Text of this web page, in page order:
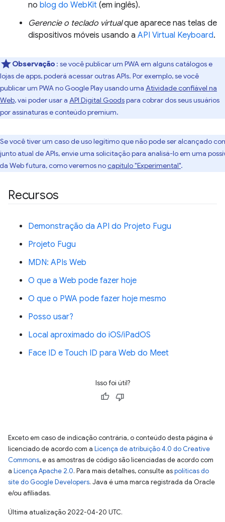
no blog do WebKit (em inglês).
Gerencie o teclado virtualque aparece nas telas de
dispositivos móveis usando a API Virtual Keyboard.
Observação : se você publicar um PWA em alguns catálogos e
lojas de apps, poderá acessar outras APIs. Por exemplo, se você
publicar um PWA no Google Play usando uma Atividade confiável na
Web, vai poder usar a API Digital Goodspara cobrar dos seus usuários
por assinaturas e conteúdo premium.
Se você tiver um caso de uso legítimo que não pode ser alcançado
atual de APIs, envie uma solicitação para analisá-lo em uma
Web futura, como veremos nocapítulo "Experimental".
Recursos
Demonstração da API do Projeto Fugu
Projeto Fugu
MDN: APIs Web
O que a Web pode fazer hoje
O que o PWA pode fazer hoje mesmo
Posso usar?
Local aproximado do iOS/iPadOS
Face ID e Touch ID para Web do Meet
Isso foi útil?
Exceto em caso de indicação contrária, o conteúdo desta página é
licenciado de acordo com a Licença de atribuição 4.0 do Creative
Commons, e as amostras de código são licenciadas de acordo com
a Licença Apache 2.0. Para mais detalhes, consulte aspolíticas do
site do Google Developers. Java é uma marca registrada da Oracle
e/ou afiliadas.
Última atualização 2022-04-20 UTC.